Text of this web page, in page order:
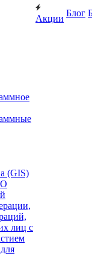
(GIS)
лиц с
Акции
Блог